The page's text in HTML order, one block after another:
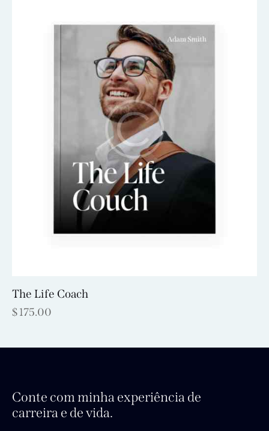
The Life Coach
$175.00
Conte com minha experiência de
carreira e de vida.